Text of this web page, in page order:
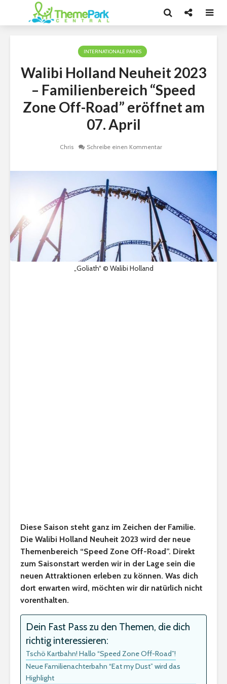
INTERNATIONALE PARKS
Walibi Holland Neuheit 2023
– Familienbereich “Speed
Zone Off-Road” eröffnet am
07. April
Chris Schreibe einen Kommentar
„Goliath“ © Walibi Holland
Diese Saison steht ganz im Zeichen der Familie.
Die Walibi Holland Neuheit 2023 wird der neue
Themenbereich “Speed Zone Off-Road”. Direkt
zum Saisonstart werden wir in der Lage sein die
neuen Attraktionen erleben zu können. Was dich
dort erwarten wird, möchten wir dir natürlich nicht
vorenthalten.
Dein Fast Pass zu den Themen, die dich
richtig interessieren:
Tschö Kartbahn! Hallo “Speed Zone Off-Road”!
Neue Familienachterbahn “Eat my Dust” wird das
Highlight